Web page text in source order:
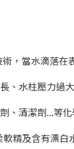
，當水滴落在
、水柱壓力過
、清潔劑...等
精及含有漂白